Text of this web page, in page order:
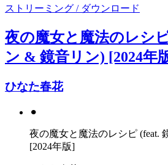
ストリーミング / ダウンロード
夜の魔女と魔法のレシ
ン & 鏡音リン) [2024年
ひなた春花
⚫︎
夜の魔女と魔法のレシピ (feat.
[2024年版]